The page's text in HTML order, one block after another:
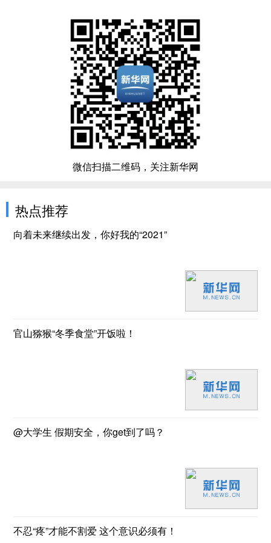
微信扫描二维码，关注新华网
热点推荐
向着未来继续出发，你好我的“2021”
官山猕猴“冬季食堂”开饭啦！
@大学生 假期安全，你get到了吗？
不忍“疼”才能不割爱 这个意识必须有！